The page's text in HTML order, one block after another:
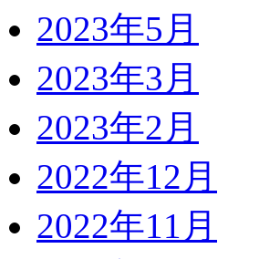
2023年5月
2023年3月
2023年2月
2022年12月
2022年11月